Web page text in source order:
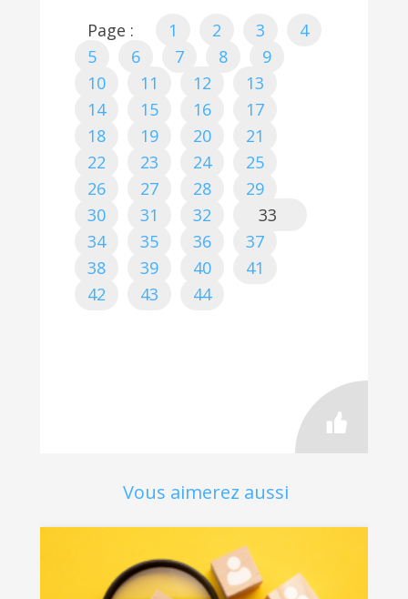
Page : 1 2 3
4
5
6 7 8
9
10
11 12
13
14
15 16
17
18
19 20
21
22
23 24
25
26
27 28
29
30
31 32
33
34
35 36
37
38
39 40
41
42
43 44
Vous aimerez aussi